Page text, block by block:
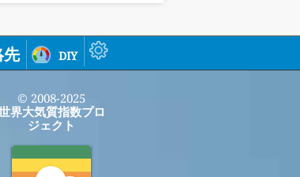
diy
© 2008-2025
界大気質指数プロ
ジェクト